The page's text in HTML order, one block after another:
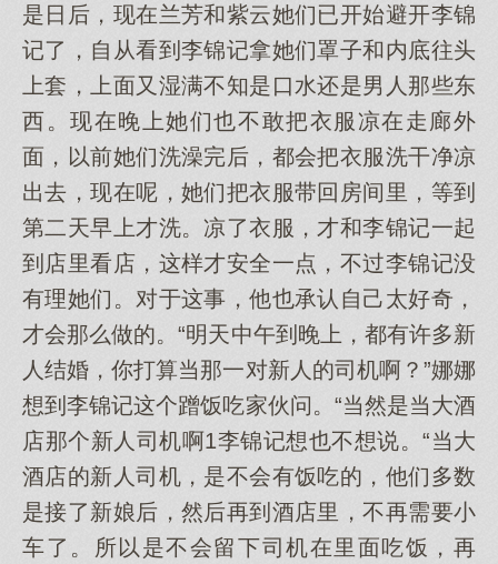
是日后，现在兰芳和紫云她们已开始避开李锦
记了，自从看到李锦记拿她们罩子和内底往头
上套，上面又湿满不知是口水还是男人那些东
西。现在晚上她们也不敢把衣服凉在走廊外
面，以前她们洗澡完后，都会把衣服洗干净凉
出去，现在呢，她们把衣服带回房间里，等到
第二天早上才洗。凉了衣服，才和李锦记一起
到店里看店，这样才安全一点，不过李锦记没
有理她们。对于这事，他也承认自己太好奇，
才会那么做的。“明天中午到晚上，都有许多新
人结婚，你打算当那一对新人的司机啊？”娜娜
想到李锦记这个蹭饭吃家伙问。“当然是当大酒
店那个新人司机啊1李锦记想也不想说。“当大
酒店的新人司机，是不会有饭吃的，他们多数
是接了新娘后，然后再到酒店里，不再需要小
车了。所以是不会留下司机在里面吃饭，再